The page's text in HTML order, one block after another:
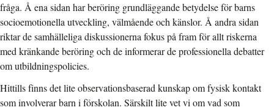
fråga. Å ena sidan har beröring grundläggande betydelse för barns
socioemotionella utveckling, välmående och känslor. Å andra sidan
riktar de samhälleliga diskussionerna fokus på fram för allt riskerna
med kränkande beröring och de informerar de professionella debatter
om utbildningspolicies.
Hittills finns det lite observationsbaserad kunskap om fysisk kontakt
som involverar barn i förskolan. Särskilt lite vet vi om vad som